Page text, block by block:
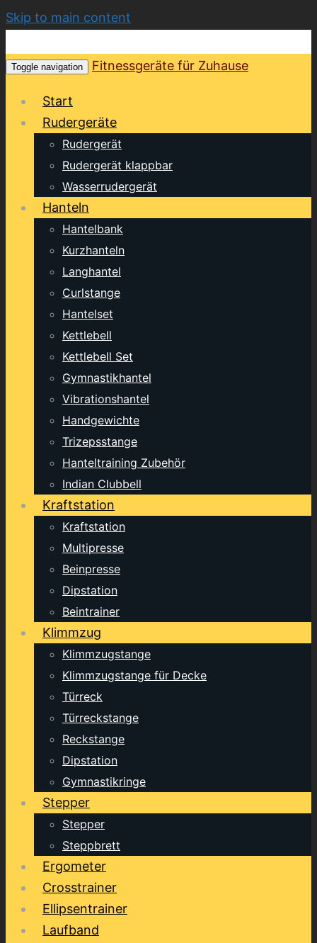
Skip to main content
Toggle navigation Fitnessgeräte für Zuhause
Start
Rudergeräte
Rudergerät
Rudergerät klappbar
Wasserrudergerät
Hanteln
Hantelbank
Kurzhanteln
Langhantel
Curlstange
Hantelset
Kettlebell
Kettlebell Set
Gymnastikhantel
Vibrationshantel
Handgewichte
Trizepsstange
Hanteltraining Zubehör
Indian Clubbell
Kraftstation
Kraftstation
Multipresse
Beinpresse
Dipstation
Beintrainer
Klimmzug
Klimmzugstange
Klimmzugstange für Decke
Türreck
Türreckstange
Reckstange
Dipstation
Gymnastikringe
Stepper
Stepper
Steppbrett
Ergometer
Crosstrainer
Ellipsentrainer
Laufband